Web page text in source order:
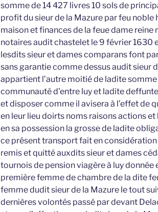
somme de 14 427 livres 10 sols de
profit du sieur de la Mazure par feu
maison et finances de la feue dame
notaires audit chastelet le 9 février 1630
lesdits sieur et dames comparans font
sans garantie comme dessus audit sieur
appartient l’autre moitié de ladite
communauté d’entre luy et ladite
et disposer comme il avisera à l’effet de
en leur lieu doirts noms raisons actions
en sa possession la grosse de ladite
ce présent transport fait en
remis et quitté auxdits sieur et dames
tournois de pension viagère à luy donnée
première femme de chambre de la dite
femme dudit sieur de la Mazure le tout
dernières volontés passé par devant